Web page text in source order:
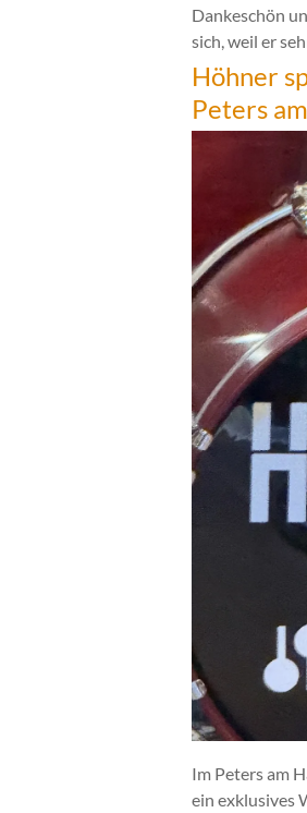
Dankeschön
sich, weil er
Höhner
Peters
Im Peters am
ein exklusives